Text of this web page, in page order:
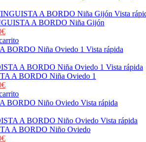
Vista
A BORDO Niña Gijón
€
Vista rápida
Vista rápida
A BORDO Niña Oviedo 1
€
Vista rápida
Vista rápida
A BORDO Niño Oviedo
€